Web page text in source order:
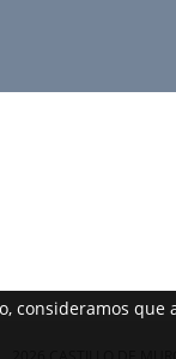
que